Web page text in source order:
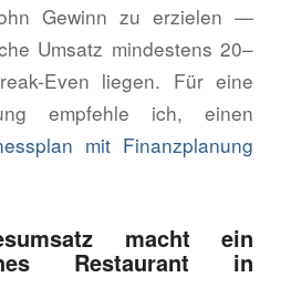
Gewinn zu erzielen —
Umsatz mindestens 20–
Even liegen. Für eine
empfehle ich, einen
mit Finanzplanung
macht ein
Restaurant in